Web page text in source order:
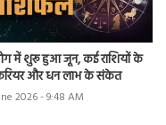
में शुरू हुआ जून, कई राशियों के
और धन लाभ के संकेत
2026 - 9:48 AM